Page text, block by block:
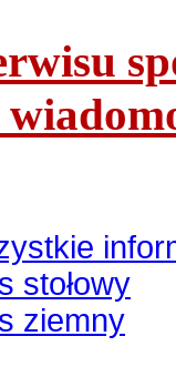
stołowy
ziemny